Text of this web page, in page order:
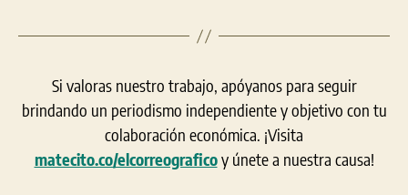
Si valoras nuestro trabajo, apóyanos para seguir
brindando un periodismo independiente y objetivo con tu
colaboración económica. ¡Visita
matecito.co/elcorreograficoy únete a nuestra causa!